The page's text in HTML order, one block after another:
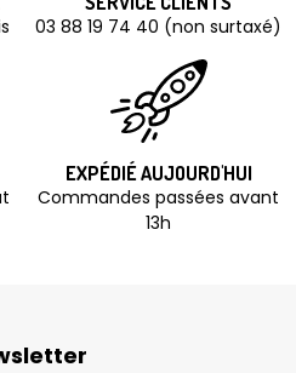
03 88 19 74 40 (non surtaxé)
EXPÉDIÉ AUJOURD'HUI
Commandes passées avant
13h